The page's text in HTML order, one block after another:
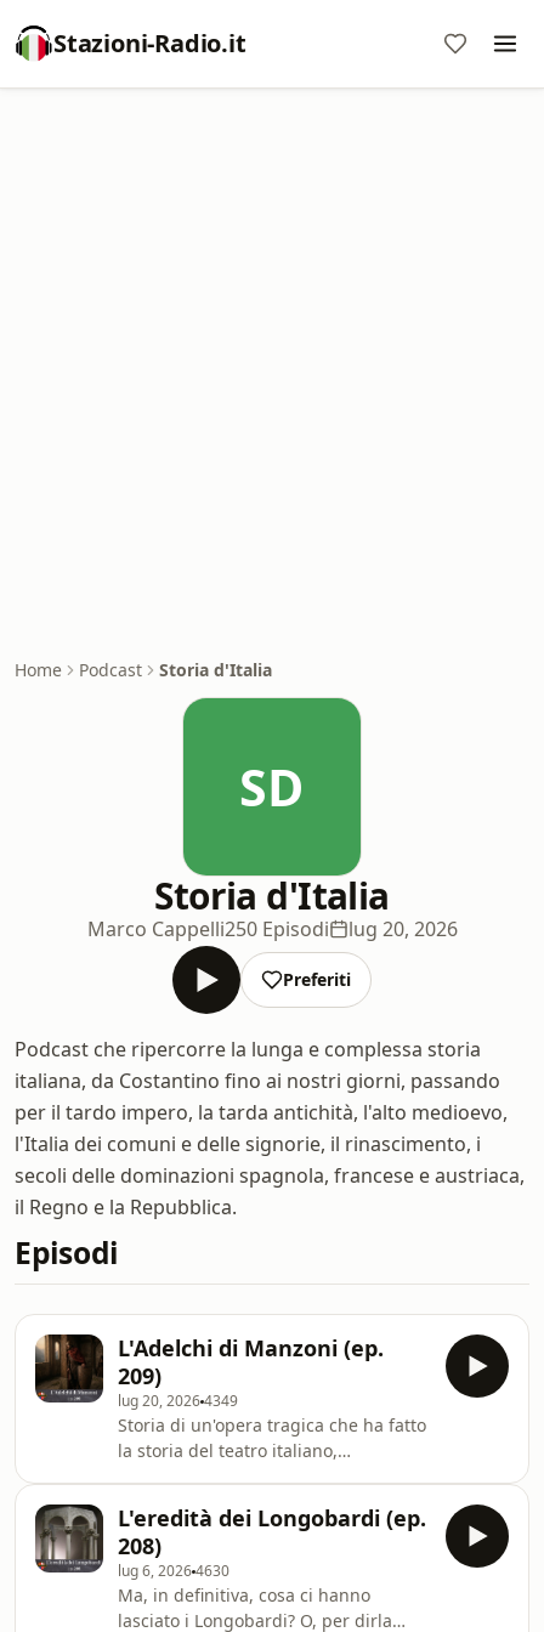
Stazioni-Radio.it
Home Podcast Storia d'Italia
SD
Storia d'Italia
Marco Cappelli250 Episodi lug 20, 2026
Preferiti
Podcast che ripercorre la lunga e complessa storia
italiana, da Costantino fino ai nostri giorni, passando
per il tardo impero, la tarda antichità, l'alto medioevo,
l'Italia dei comuni e delle signorie, il rinascimento, i
secoli delle dominazioni spagnola, francese e austriaca,
il Regno e la Repubblica.
Episodi
L'Adelchi di Manzoni (ep.
209)
lug 20, 20264349
Storia di un'opera tragica che ha fatto
la storia del teatro italiano,
mailing list: Link:⁠⁠⁠⁠⁠⁠⁠⁠⁠⁠⁠⁠
https://italiastoria.voxmail.it/user/register⁠⁠⁠⁠⁠⁠⁠⁠⁠⁠⁠⁠
Ti piace il podcast? sostienilo,
accedendo all’episodio premium, al
L'eredità dei Longobardi (ep.
208)
lug 6, 20264630
Ma, in definitiva, cosa ci hanno
lasciato i Longobardi? O, per dirla